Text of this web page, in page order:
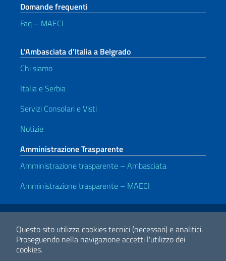
Questo sito utilizza cookies tecnici (necessari) e analitici.
Proseguendo nella navigazione accetti l'utilizzo dei
cookies.
Domande frequenti
Faq – MAECI
L’Ambasciata d’Italia a Belgrado
Chi siamo
Italia e Serbia
Servizi Consolari e Visti
Notizie
Amministrazione Trasparente
Amministrazione trasparente – Ambasciata
Amministrazione trasparente – MAECI
Link Utili